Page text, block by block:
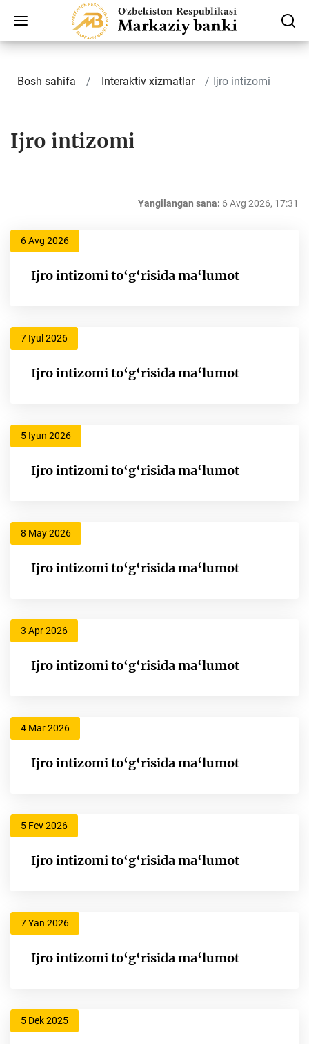
Bosh sahifa Interaktiv xizmatlar Ijro intizomi
Ijro intizomi
Yangilangan sana: 6 Avg 2026, 17:31
6 Avg 2026
Ijro intizomi to‘g‘risida ma‘lumot
7 Iyul 2026
Ijro intizomi to‘g‘risida ma‘lumot
5 Iyun 2026
Ijro intizomi to‘g‘risida ma‘lumot
8 May 2026
Ijro intizomi to‘g‘risida ma‘lumot
3 Apr 2026
Ijro intizomi to‘g‘risida ma‘lumot
4 Mar 2026
Ijro intizomi to‘g‘risida ma‘lumot
5 Fev 2026
Ijro intizomi to‘g‘risida ma‘lumot
7 Yan 2026
Ijro intizomi to‘g‘risida ma‘lumot
5 Dek 2025